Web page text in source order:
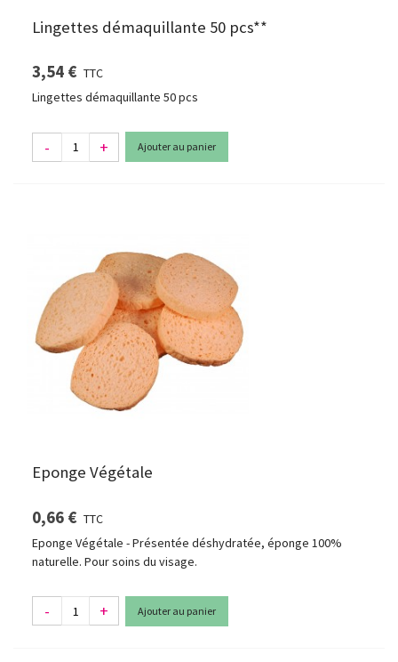
Lingettes démaquillante 50 pcs**
3,54 € TTC
Lingettes démaquillante 50 pcs
- + Ajouter au panier
Eponge Végétale
0,66 € TTC
Eponge Végétale - Présentée déshydratée, éponge 100%
naturelle. Pour soins du visage.
- + Ajouter au panier